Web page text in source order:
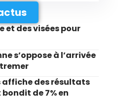
et des visées pour
s’oppose à l’arrivée
affiche des résultats
bondit de 7% en